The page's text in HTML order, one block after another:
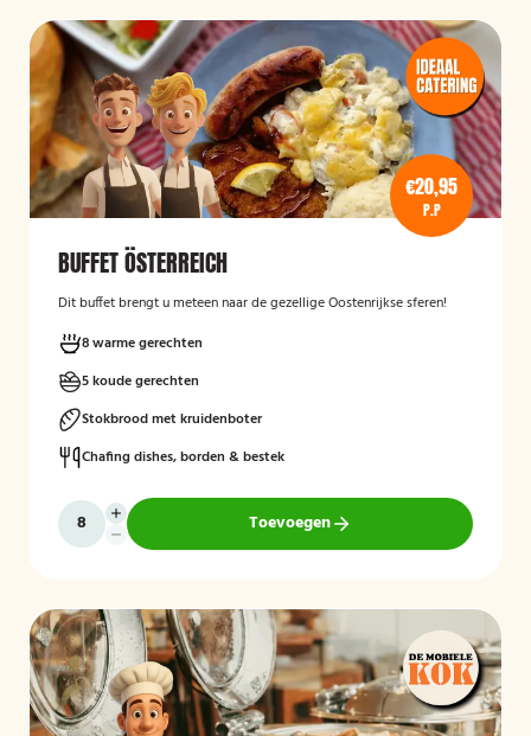
€20,95
P.P
BUFFET ÖSTERREICH
Dit buffet brengt u meteen naar de gezellige Oostenrijkse sferen!
8 warme gerechten
5 koude gerechten
Stokbrood met kruidenboter
Chafing dishes, borden & bestek
Toevoegen